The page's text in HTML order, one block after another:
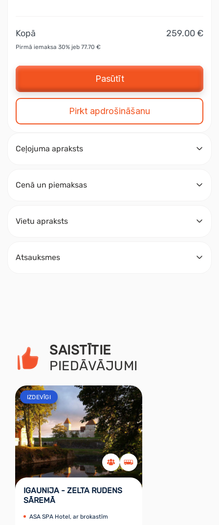
Ceļojuma apraksts
Cenā un piemaksas
Vietu apraksts
Atsauksmes
Kopā 259.00 €
Pirmā iemaksa 30% jeb 77.70 €
Pasūtīt
Pirkt apdrošināšanu
SAISTĪTIE
PIEDĀVĀJUMI
IZDEVĪGI
IGAUNIJA - ZELTA RUDENS
SĀREMĀ
ASA SPA Hotel, ar brokastīm